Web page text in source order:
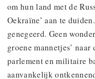
om hun land met de
Oekraïne’ aan te
genegeerd. Geen
groene mannetjes’
parlement en militaire
aanvankelijk